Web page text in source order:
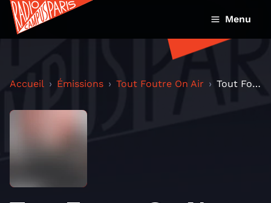
Menu
Accueil Émissions Tout Foutre On Air Tout Foutre On Air reçoit Last Train pour "The Big...